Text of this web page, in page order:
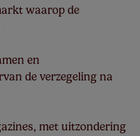
waarop de
en
de verzegeling na
met uitzondering